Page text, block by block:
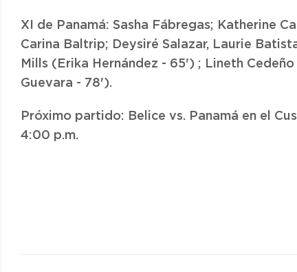
XI de Panamá: Sasha Fábregas; Katherine
Carina Baltrip; Deysiré Salazar, Laurie
Mills (Erika Hernández - 65') ; Lineth
Guevara - 78').
Próximo partido: Belice vs. Panamá en el
4:00 p.m.